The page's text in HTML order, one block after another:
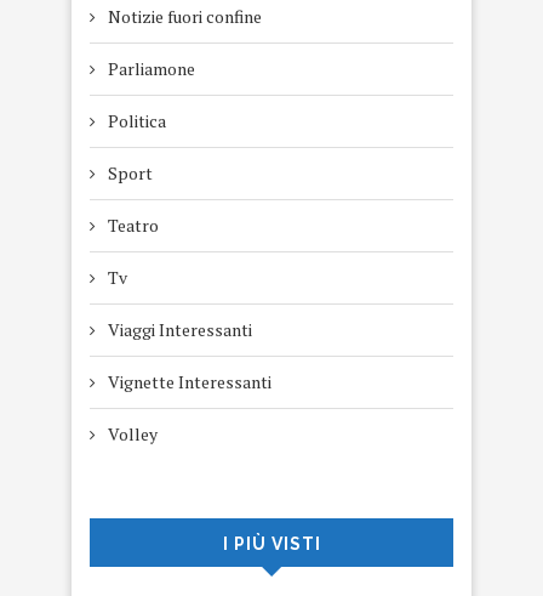
Notizie fuori confine
Parliamone
Politica
Sport
Teatro
Tv
Viaggi Interessanti
Vignette Interessanti
Volley
I PIÙ VISTI